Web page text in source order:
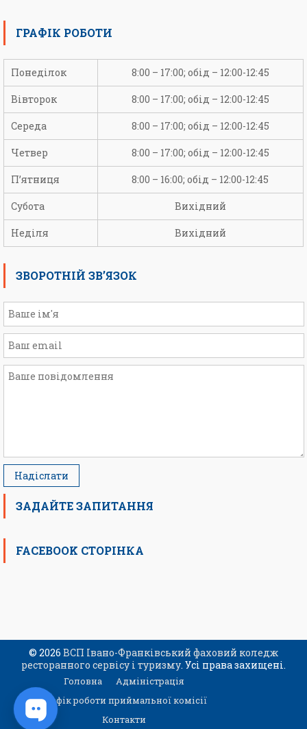
ГРАФІК РОБОТИ
Понеділок 8:00 – 17:00; обід – 12:00-12:45
Вівторок 8:00 – 17:00; обід – 12:00-12:45
Середа 8:00 – 17:00; обід – 12:00-12:45
Четвер 8:00 – 17:00; обід – 12:00-12:45
П’ятниця 8:00 – 16:00; обід – 12:00-12:45
Субота Вихідний
Неділя Вихідний
ЗВОРОТНІЙ ЗВ’ЯЗОК
ЗАДАЙТЕ ЗАПИТАННЯ
FACEBOOK СТОРІНКА
© 2026 ВСП Івано-Франківський фаховий коледж
ресторанного сервісу і туризму. Усі права захищені.
Головна
Адміністрація
Графік роботи приймальної комісії
Контакти